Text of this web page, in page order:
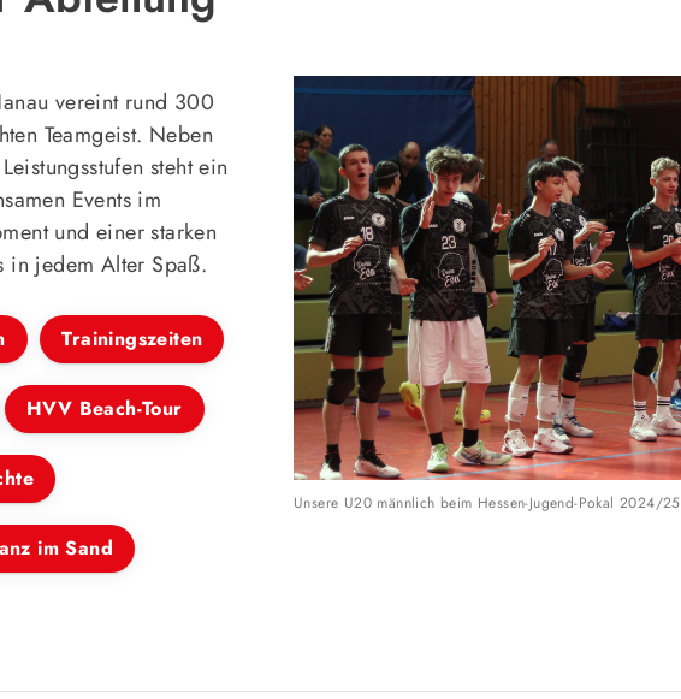
vereint rund 300
Teamgeist. Neben
steht ein
Events im
und einer starken
in jedem Alter Spaß.
Trainingszeiten
HVV Beach-Tour
im Sand
Unsere U20 männlich beim Hessen-Jugend-Pokal 2024/25
63452 Hanau
06181-13122
info@tg-hanau.de